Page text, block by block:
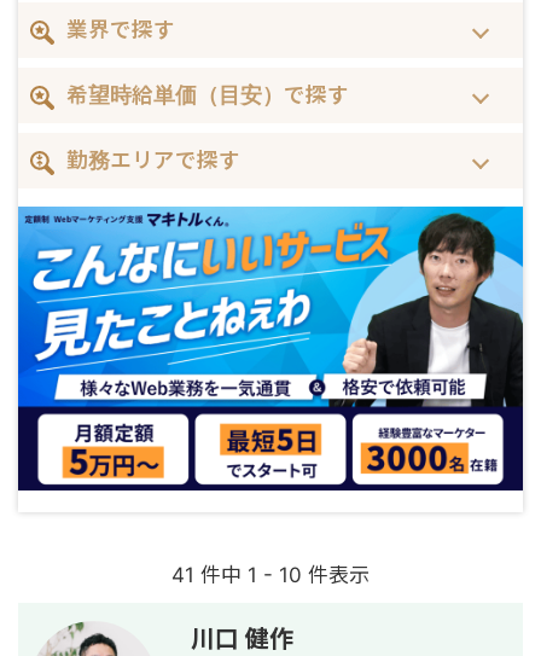
業界で探す
希望時給単価（目安）で探す
勤務エリアで探す
41 件中 1 - 10 件表示
川口 健作